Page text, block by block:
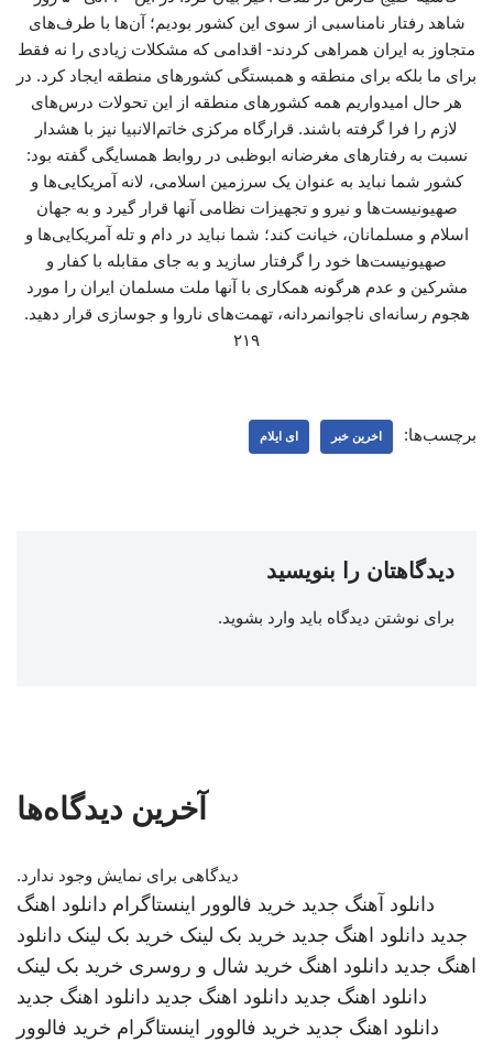
شاهد رفتار نامناسبی از سوی این کشور بودیم؛ آن‌ها با طرف‌های
متجاوز به ایران همراهی کردند- اقدامی که مشکلات زیادی را نه فقط
برای ما بلکه برای منطقه و همبستگی کشورهای منطقه ایجاد کرد. در
هر حال امیدواریم همه کشورهای منطقه از این تحولات درس‌های
لازم را فرا گرفته باشند. قرارگاه مرکزی خاتم‌الانبیا نیز با هشدار
نسبت به رفتارهای مغرضانه ابوظبی در روابط همسایگی گفته بود:
کشور شما نباید به عنوان یک سرزمین اسلامی، لانه آمریکایی‌ها و
صهیونیست‌ها و نیرو و تجهیزات نظامی آنها قرار گیرد و به جهان
اسلام و مسلمانان، خیانت کند؛ شما نباید در دام و تله‌ آمریکایی‌ها و
صهیونیست‌ها خود را گرفتار سازید و به جای مقابله با کفار و
مشرکین و عدم هرگونه همکاری با آنها ملت مسلمان ایران را مورد
هجوم رسانه‌ای ناجوانمردانه، تهمت‌های ناروا و جوسازی قرار دهید.
۲۱۹
برچسب‌ها: اخرین خبر ای ایلام
دیدگاهتان را بنویسید
برای نوشتن دیدگاه باید وارد بشوید.
آخرین دیدگاه‌ها
دیدگاهی برای نمایش وجود ندارد.
دانلود آهنگ جدید خرید فالوور اینستاگرام دانلود اهنگ
جدید دانلود اهنگ جدید خرید بک لینک خرید بک لینک دانلود
اهنگ جدید دانلود اهنگ خرید شال و روسری خرید بک لینک
دانلود اهنگ جدید دانلود اهنگ جدید دانلود اهنگ جدید
دانلود اهنگ جدید خرید فالوور اینستاگرام خرید فالوور